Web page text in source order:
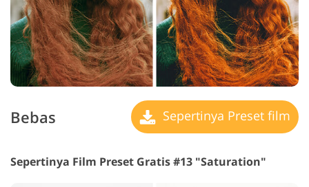
Bebas Sepertinya Preset film
Sepertinya Film Preset Gratis #13 "Saturation"